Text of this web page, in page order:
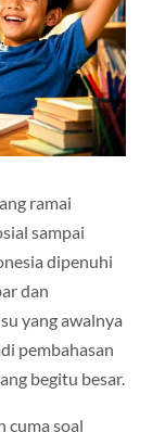
ramai
sampai
dipenuhi
dan
yang awalnya
pembahasan
begitu besar.
cuma soal